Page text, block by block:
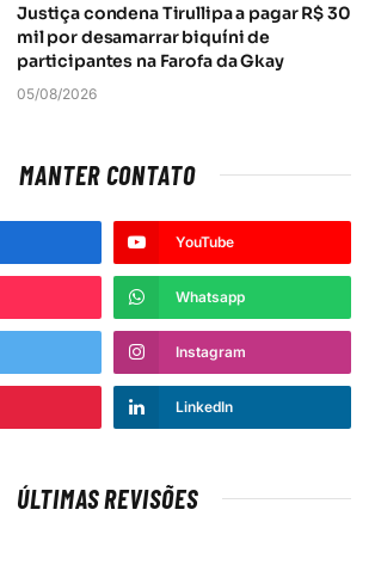
Justiça condena Tirullipa a pagar R$ 30
mil por desamarrar biquíni de
participantes na Farofa da Gkay
05/08/2026
MANTER CONTATO
YouTube
Whatsapp
Instagram
LinkedIn
ÚLTIMAS REVISÕES